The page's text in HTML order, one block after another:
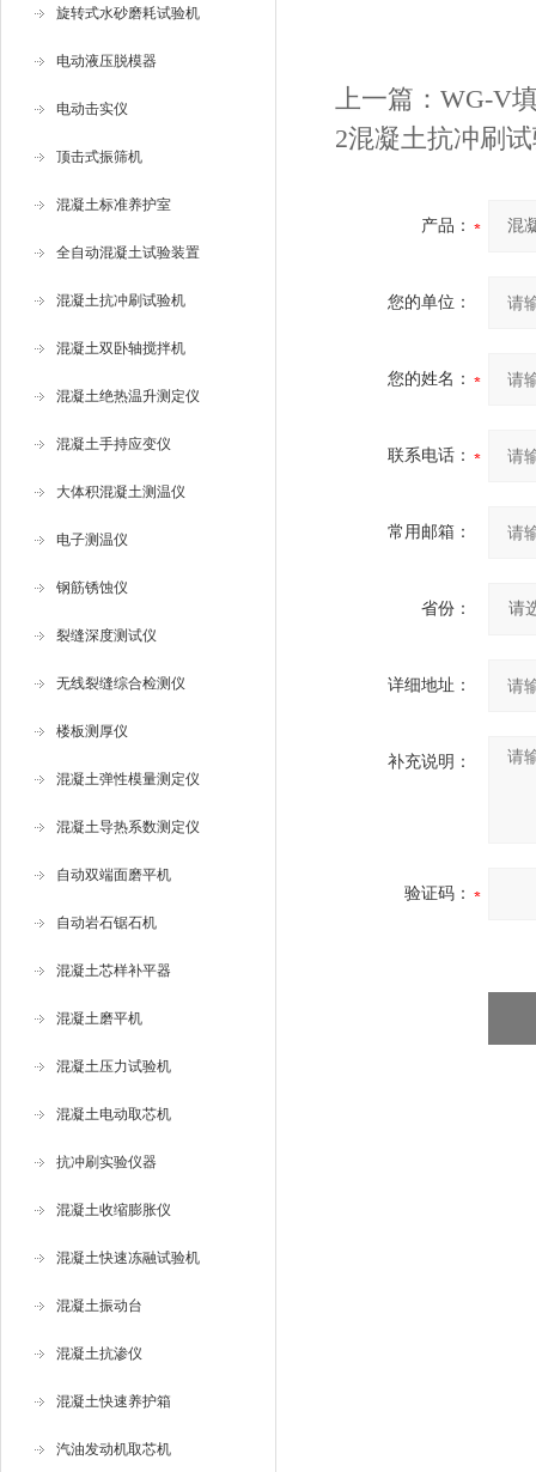
旋转式水砂磨耗试验机
电动液压脱模器
电动击实仪
顶击式振筛机
混凝土标准养护室
全自动混凝土试验装置
混凝土抗冲刷试验机
混凝土双卧轴搅拌机
混凝土绝热温升测定仪
混凝土手持应变仪
大体积混凝土测温仪
电子测温仪
钢筋锈蚀仪
裂缝深度测试仪
无线裂缝综合检测仪
楼板测厚仪
混凝土弹性模量测定仪
混凝土导热系数测定仪
自动双端面磨平机
自动岩石锯石机
混凝土芯样补平器
混凝土磨平机
混凝土压力试验机
混凝土电动取芯机
抗冲刷实验仪器
混凝土收缩膨胀仪
混凝土快速冻融试验机
混凝土振动台
混凝土抗渗仪
混凝土快速养护箱
汽油发动机取芯机
上一篇： WG-V
2混凝土抗冲刷
产品：
您的单位：
您的姓名：
联系电话：
常用邮箱：
省份：
详细地址：
补充说明：
验证码：